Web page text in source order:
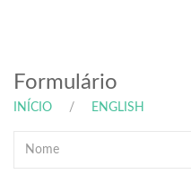
Formulário
INÍCIO ENGLISH